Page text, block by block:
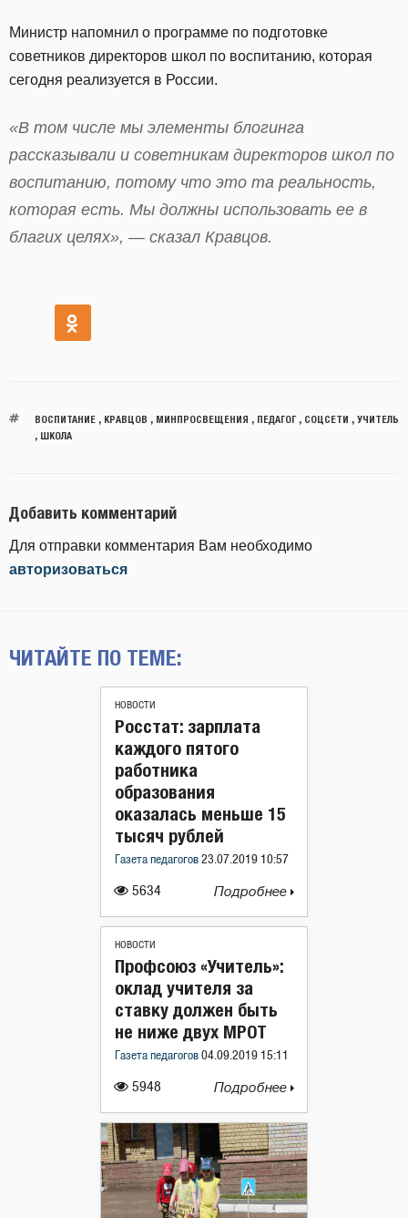
Министр напомнил о программе по подготовке
советников директоров школ по воспитанию, которая
сегодня реализуется в России.
«В том числе мы элементы блогинга
рассказывали и советникам директоров школ по
воспитанию, потому что это та реальность,
которая есть. Мы должны использовать ее в
благих целях», — сказал Кравцов.
ВОСПИТАНИЕ, КРАВЦОВ МИНПРОСВЕЩЕНИЯ ПЕДАГОГ, СОЦСЕТИ
УЧИТЕЛЬ
ШКОЛА
Добавить комментарий
Для отправки комментария Вам необходимо
авторизоваться
ЧИТАЙТЕ ПО ТЕМЕ:
НОВОСТИ
5634
Росстат: зарплата
каждого пятого
работника
образования
оказалась меньше 15
тысяч рублей
Газета педагогов 23.07.2019 10:57
Подробнее
НОВОСТИ
5948
Профсоюз «Учитель»:
оклад учителя за
ставку должен быть
не ниже двух МРОТ
Газета педагогов 04.09.2019 15:11
Подробнее